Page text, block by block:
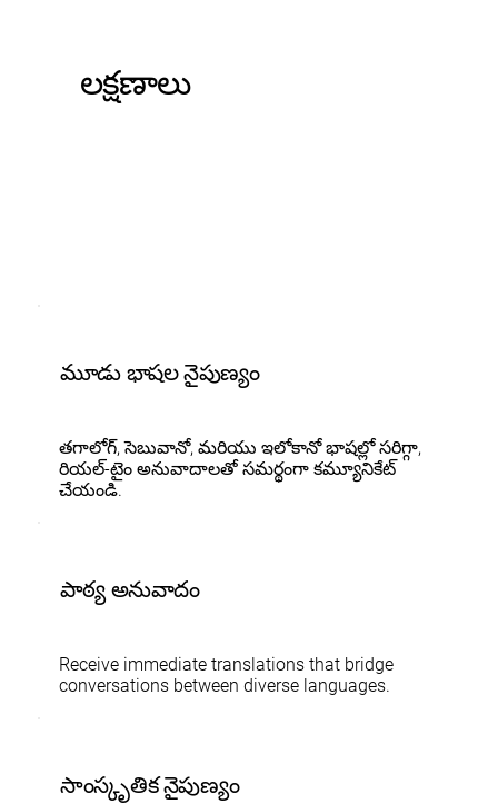
లక్షణాలు
మూడు భాషల నైపుణ్యం
తగాలోగ్, సెబువానో, మరియు ఇలోకానో భాషల్లో సరిగ్గా,
రియల్-టైం అనువాదాలతో సమర్థంగా కమ్యూనికేట్
చేయండి.
పాఠ్య అనువాదం
Receive immediate translations that bridge
conversations between diverse languages.
సాంస్కృతిక నైపుణ్యం